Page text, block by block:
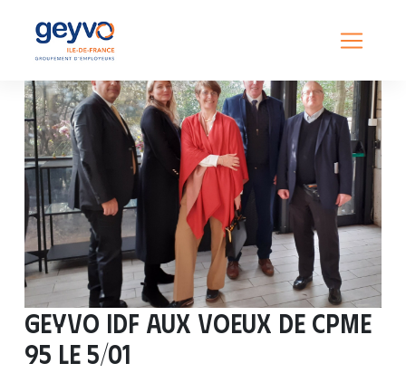
GEYVO IDF aux voeux de CPME
95 le 5/01